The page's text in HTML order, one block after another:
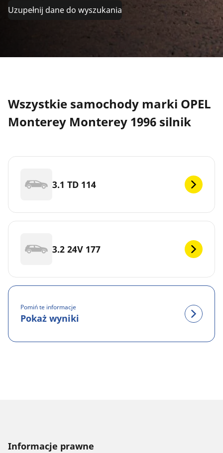
Uzupełnij dane do wyszukania
Wszystkie samochody marki OPEL
Monterey Monterey 1996 silnik
3.1 TD 114
3.2 24V 177
Pomiń te informacje
Pokaż wyniki
Informacje prawne